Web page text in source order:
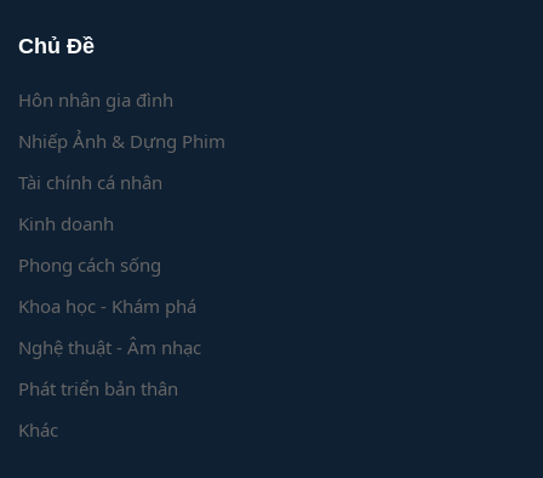
Chủ Đề
Hôn nhân gia đình
Nhiếp Ảnh & Dựng Phim
Tài chính cá nhân
Kinh doanh
Phong cách sống
Khoa học - Khám phá
Nghệ thuật - Âm nhạc
Phát triển bản thân
Khác